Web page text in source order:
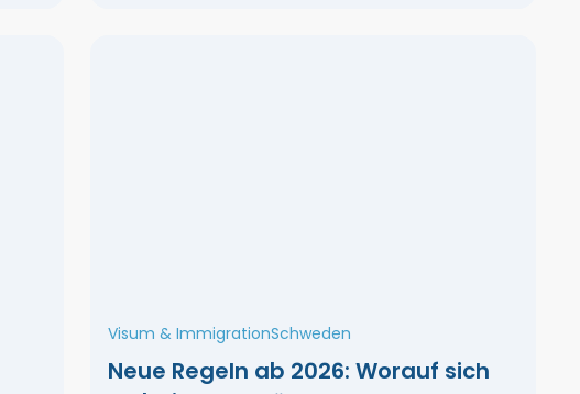
Visum & ImmigrationSchweden
Neue Regeln ab 2026: Worauf sich